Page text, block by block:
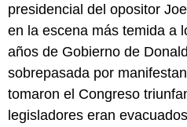
presidencial del opositor
en la escena más temida a
años de Gobierno de
sobrepasada por
tomaron el Congreso
legisladores eran